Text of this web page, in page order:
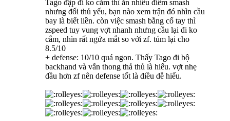
Tago đập đi ko cắm thì ăn nhiều điểm smash
nhưng đối thủ yếu, bạn nào xem trận đó nhìn cầu
bay là biết liền. còn việc smash bằng cổ tay thì
zspeed tuy vung vợt nhanh nhưng cầu lại đi ko
cắm, nhìn rất ngứa mắt so với zf. túm lại cho
8.5/10
+ defense: 10/10 quá ngon. Thấy Tago đi bộ
backhand và vẫn thong thả thủ là hiểu. vợt nhẹ
đầu hơn zf nên defense tốt là điều dễ hiểu.